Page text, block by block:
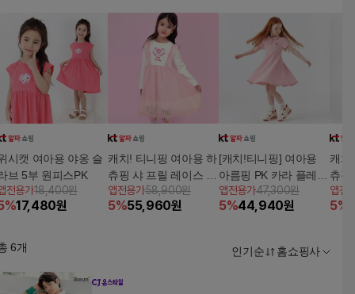
시캣 여아용 야옹 슬
브 5부 원피스PK
전용가18,400원
%17,480원
캐치! 티니핑 여아용 하
츄핑 샤 프릴 레이스 원
피스 PE
앱전용가58,900원
5%55,960원
[캐치!티니핑] 여아용
아름핑 PK 카라 플레어
5부 반팔 원피스PE
앱전용가47,300원
5%44,940원
캐치
츄핑
티셔
K
앱전
5%
6개 인기순 홈쇼핑사